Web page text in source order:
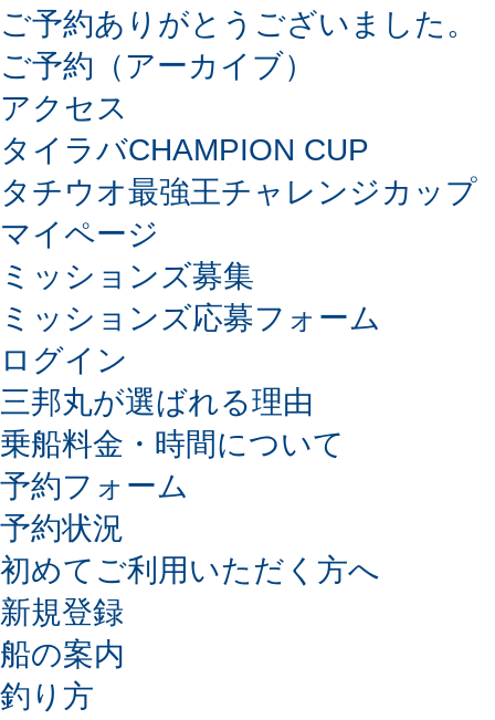
ご予約ありがとうございました。
ご予約（アーカイブ）
アクセス
タイラバCHAMPION CUP
タチウオ最強王チャレンジカップ
マイページ
ミッションズ募集
ミッションズ応募フォーム
ログイン
三邦丸が選ばれる理由
乗船料金・時間について
予約フォーム
予約状況
初めてご利用いただく方へ
新規登録
船の案内
釣り方